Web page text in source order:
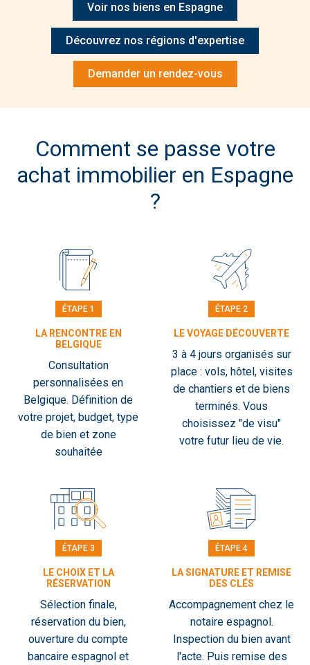
Voir nos biens en Espagne
Découvrez nos régions d'expertise
Demander un rendez-vous
Comment se passe votre
achat immobilier en Espagne
?
ÉTAPE 1
LA RENCONTRE EN
BELGIQUE
Consultation
personnalisées en
Belgique. Définition de
votre projet, budget, type
de bien et zone
souhaitée
ÉTAPE 2
LE VOYAGE DÉCOUVERTE
3 à 4 jours organisés sur
place : vols, hôtel, visites
de chantiers et de biens
terminés. Vous
choisissez "de visu"
votre futur lieu de vie.
ÉTAPE 3
LE CHOIX ET LA
RÉSERVATION
Sélection finale,
réservation du bien,
ouverture du compte
bancaire espagnol et
ÉTAPE 4
LA SIGNATURE ET REMISE
DES CLÉS
Accompagnement chez le
notaire espagnol.
Inspection du bien avant
l'acte. Puis remise des